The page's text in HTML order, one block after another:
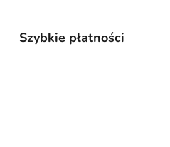
Szybkie płatności